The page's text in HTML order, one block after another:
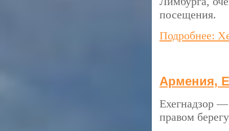
посещения.
Подробнее:
Армения,
Ехегнадзор
правом